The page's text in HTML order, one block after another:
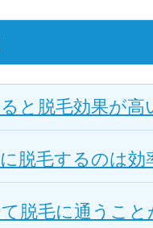
と脱毛効果が高
脱毛するのは効
脱毛に通うこと